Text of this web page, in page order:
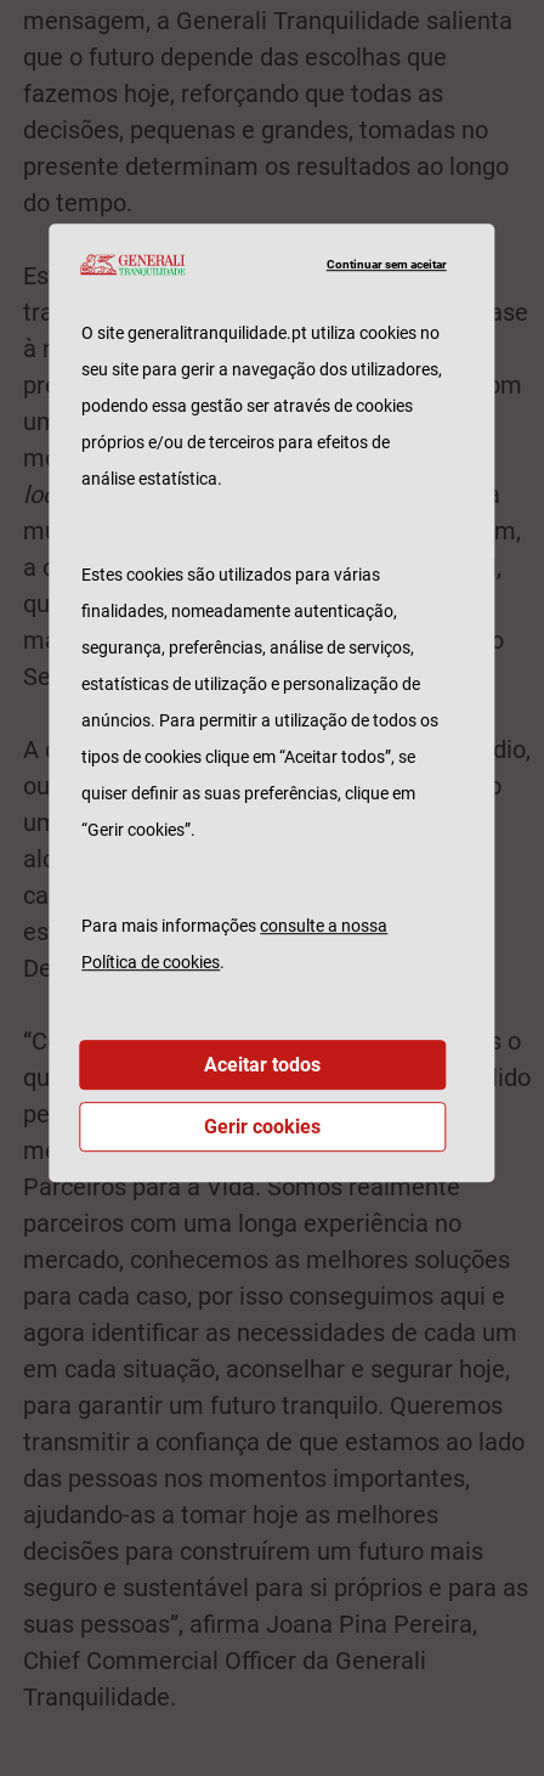
mensagem, a Generali Tranquilidade salienta
que o futuro depende das escolhas que
fazemos hoje, reforçando que todas as
decisões, pequenas e grandes, tomadas no
presente determinam os resultados ao longo
do tempo.
Esta campanha rompe com a abordagem
tradicional do setor dos seguros, ao dar ênfase
à necessidade da tomada de decisão no
presente para garantir um futuro melhor. Com
uma abordagem criativa assente em
momentos reais do quotidiano e num
look&feelhumanizado, ritmada pela famosa
música "Right here, right now", do Fatboy Slim,
a campanha combina um filme institucional,
que apresenta o novo posicionamento da
marca, com peças mais curtas dedicadas ao
Seguro Vida Crédito Casa.
A campanha terá presença em televisão, rádio,
outdoor, digital e redes sociais, assegurando
uma comunicação multimeios de grande
alcance. O desenvolvimento criativo ficou a
cargo da VML, enquanto o planeamento e a
estratégia de meios foram conduzidos pela
Dentsu Media.
“Com a campanha ‘Aqui. Agora.’, reforçamos o
que temos construído ao longo do nosso sólido
percurso: a nossa proximidade junto do
mercado e das pessoas, e o nosso papel de
Parceiros para a Vida. Somos realmente
parceiros com uma longa experiência no
mercado, conhecemos as melhores soluções
para cada caso, por isso conseguimos aqui e
agora identificar as necessidades de cada um
em cada situação, aconselhar e segurar hoje,
para garantir um futuro tranquilo. Queremos
transmitir a confiança de que estamos ao lado
das pessoas nos momentos importantes,
ajudando-as a tomar hoje as melhores
decisões para construírem um futuro mais
seguro e sustentável para si próprios e para as
suas pessoas”, afirma Joana Pina Pereira,
Chief Commercial Officer da Generali
Tranquilidade.
Continuar sem aceitar
O site generalitranquilidade.pt utiliza cookies no
seu site para gerir a navegação dos utilizadores,
podendo essa gestão ser através de cookies
próprios e/ou de terceiros para efeitos de
análise estatística.
Estes cookies são utilizados para várias
finalidades, nomeadamente autenticação,
segurança, preferências, análise de serviços,
estatísticas de utilização e personalização de
anúncios. Para permitir a utilização de todos os
tipos de cookies clique em “Aceitar todos”, se
quiser definir as suas preferências, clique em
“Gerir cookies”.
Para mais informaçõesconsulte a nossa
Política de cookies.
Gerir cookies
Aceitar todos